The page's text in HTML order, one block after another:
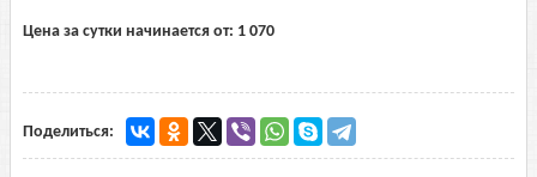
Цена за сутки начинается от: 1 070
Поделиться: